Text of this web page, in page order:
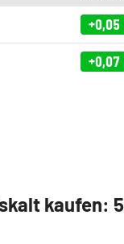
+0,05
+0,07
kaufen: